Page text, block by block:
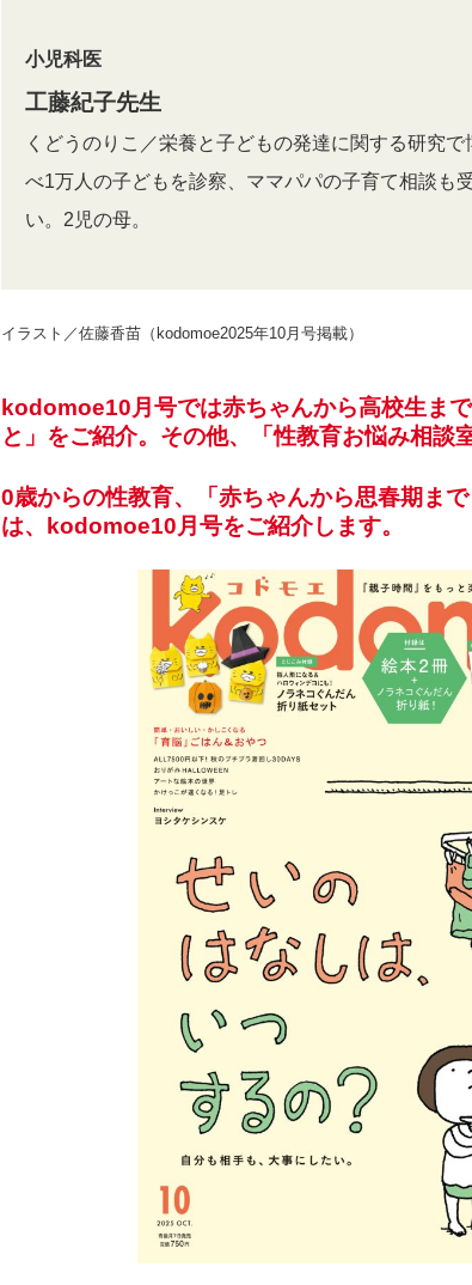
小児科医
工藤紀子先生
くどうのりこ／栄養と子どもの発達に関する研究
べ1万人の子どもを診察、ママパパの子育て相談も
い。2児の母。
イラスト／佐藤香苗（kodomoe2025年10月号掲載）
kodomoe10月号では赤ちゃんから高校生ま
と」をご紹介。その他、「性教育お悩み相談
0歳からの性教育、「赤ちゃんから思春期ま
は、kodomoe10月号をご紹介します。